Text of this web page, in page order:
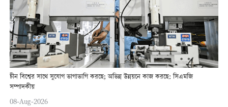
চীন বিশ্বের সাথে সুযোগ ভাগাভাগি করছে; অভিন্ন উন্নয়নে কাজ করছে: সিএমজি
সম্পাদকীয়
08-Aug-2026